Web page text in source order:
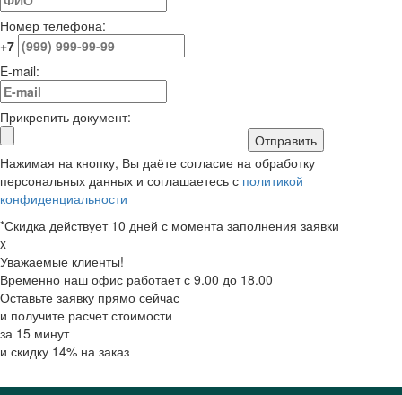
Номер телефона:
+7
E-mail:
Прикрепить документ:
Отправить
Нажимая на кнопку, Вы даёте согласие на обработку
персональных данных и соглашаетесь с политикой
конфиденциальности
*Скидка действует 10 дней с момента заполнения заявки
x
Уважаемые клиенты!
Временно наш офис работает с 9.00 до 18.00
Оставьте заявку прямо сейчас
и получите расчет стоимости
за 15 минут
и скидку 14% на заказ